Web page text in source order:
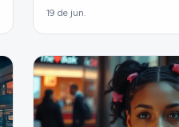
19 de jun.